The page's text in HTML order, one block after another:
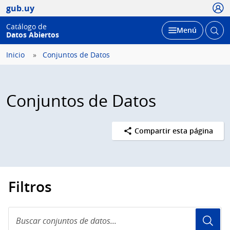
gub.uy
Catálogo de
Datos Abiertos
Desplegar
Menú Abrir
Inicio Conjuntos de Datos
Conjuntos de Datos
Compartir esta página
Filtros
conjuntos